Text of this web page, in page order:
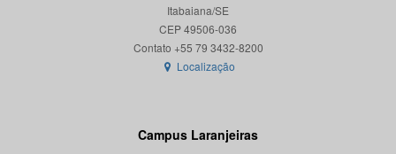
Itabaiana/SE
CEP 49506-036
Localização
Campus Laranjeiras